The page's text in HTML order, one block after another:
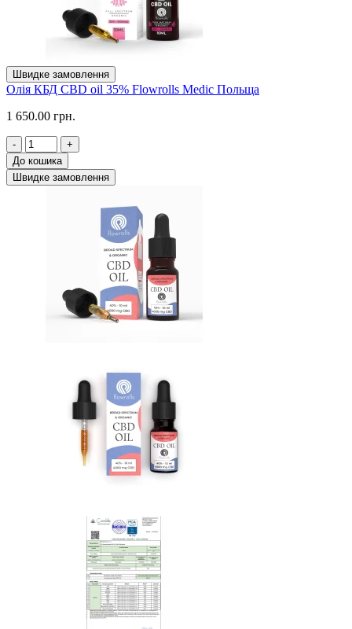
Швидке замовлення
Олія КБД CBD oil 35% Flowrolls Medic Польща
1 650.00 грн.
-
+
До кошика
Швидке замовлення